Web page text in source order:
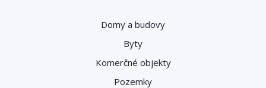
Domy a budovy
Byty
Komerčné objekty
Pozemky